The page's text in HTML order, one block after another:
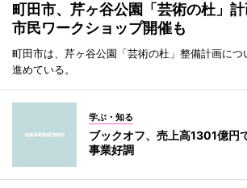
町田市、芹ヶ谷公園「芸術の杜」
市民ワークショップ開催も
町田市は、芹ヶ谷公園「芸術の杜」整備計画につ
進めている。
学ぶ・知る
ブックオフ、売上高1301億
事業好調